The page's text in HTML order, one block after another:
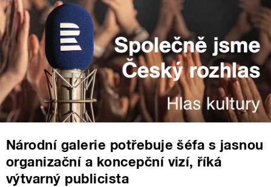
Národní galerie potřebuje šéfa s jasnou
organizační a koncepční vizí, říká
výtvarný publicista